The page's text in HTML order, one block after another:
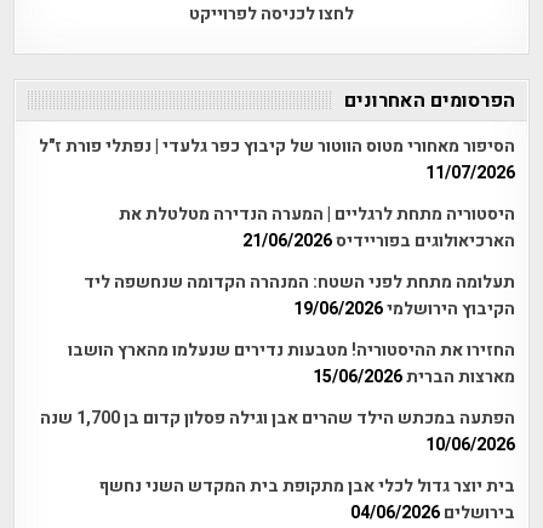
לחצו לכניסה לפרוייקט
הפרסומים האחרונים
הסיפור מאחורי מטוס הווטור של קיבוץ כפר גלעדי | נפתלי פורת ז"ל
11/07/2026
היסטוריה מתחת לרגליים | המערה הנדירה מטלטלת את
הארכיאולוגים בפוריידיס21/06/2026
תעלומה מתחת לפני השטח: המנהרה הקדומה שנחשפה ליד
הקיבוץ הירושלמי19/06/2026
החזירו את ההיסטוריה! מטבעות נדירים שנעלמו מהארץ הושבו
מארצות הברית15/06/2026
הפתעה במכתש הילד שהרים אבן וגילה פסלון קדום בן 1,700 שנה
10/06/2026
בית יוצר גדול לכלי אבן מתקופת בית המקדש השני נחשף
בירושלים 04/06/2026